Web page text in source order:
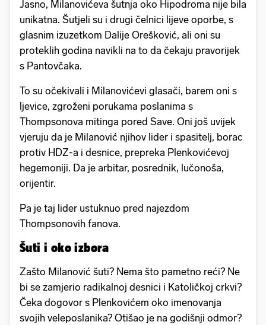
Jasno, Milanovićeva šutnja oko Hipodroma nije bila
unikatna. Šutjeli su i drugi čelnici lijeve oporbe, s
glasnim izuzetkom Dalije Orešković, ali oni su
proteklih godina navikli na to da čekaju pravorijek
s Pantovčaka.
To su očekivali i Milanovićevi glasači, barem oni s
ljevice, zgroženi porukama poslanima s
Thompsonova mitinga pored Save. Oni još uvijek
vjeruju da je Milanović njihov lider i spasitelj, borac
protiv HDZ-a i desnice, prepreka Plenkovićevoj
hegemoniji. Da je arbitar, posrednik, lučonoša,
orijentir.
Pa je taj lider ustuknuo pred najezdom
Thompsonovih fanova.
Šuti i oko izbora
Zašto Milanović šuti? Nema što pametno reći? Ne
bi se zamjerio radikalnoj desnici i Katoličkoj crkvi?
Čeka dogovor s Plenkovićem oko imenovanja
svojih veleposlanika? Otišao je na godišnji odmor?